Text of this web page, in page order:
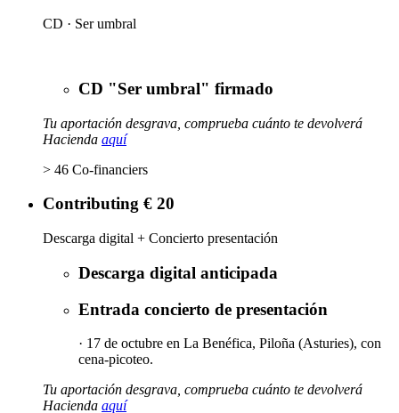
CD · Ser umbral
CD "Ser umbral" firmado
Tu aportación desgrava, comprueba cuánto te devolverá
Hacienda aquí
> 46 Co-financiers
Contributing € 20
Descarga digital + Concierto presentación
Descarga digital anticipada
Entrada concierto de presentación
· 17 de octubre en La Benéfica, Piloña (Asturies), con
cena-picoteo.
Tu aportación desgrava, comprueba cuánto te devolverá
Hacienda aquí